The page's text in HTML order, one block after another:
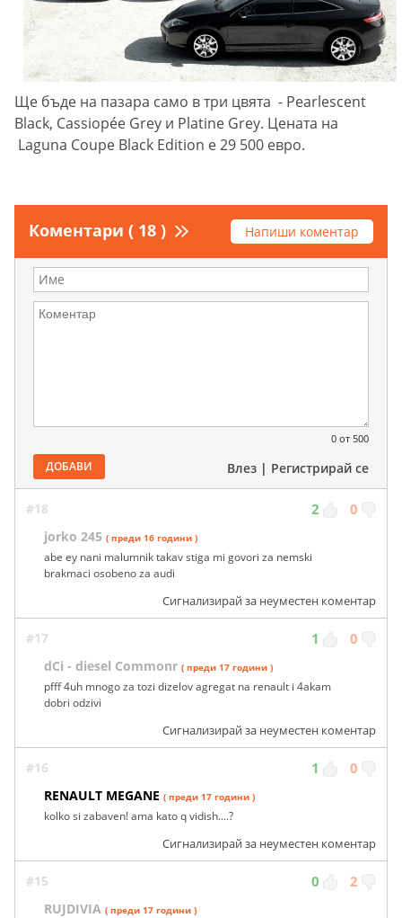
Ще бъде на пазара само в три цвята - Pearlescent
Black, Cassiopée Grey и Platine Grey. Цената на
Laguna Coupe Black Edition е 29 500 евро.
Коментари ( 18 ) Напиши коментар
0 от 500
ДОБАВИ Влез | Регистрирай се
#18 2 0
jorko 245 ( преди 16 години )
abe ey nani malumnik takav stiga mi govori za nemski
brakmaci osobeno za audi
Сигнализирай за неуместен коментар
#17 1 0
dCi - diesel Commonr ( преди 17 години )
pfff 4uh mnogo za tozi dizelov agregat na renault i 4akam
dobri odzivi
Сигнализирай за неуместен коментар
#16 1 0
RENAULT MEGANE ( преди 17 години )
kolko si zabaven! ama kato q vidish....?
Сигнализирай за неуместен коментар
#15 0 2
RUJDIVIA ( преди 17 години )